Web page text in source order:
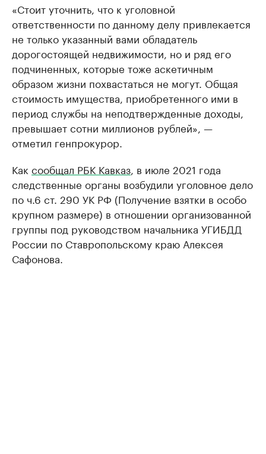
«Стоит уточнить, что к уголовной
ответственности по данному делу привлекается
не только указанный вами обладатель
дорогостоящей недвижимости, но и ряд его
подчиненных, которые тоже аскетичным
образом жизни похвастаться не могут. Общая
стоимость имущества, приобретенного ими в
период службы на неподтвержденные доходы,
превышает сотни миллионов рублей», —
отметил генпрокурор.
Как сообщал РБК Кавказ, в июле 2021 года
следственные органы возбудили уголовное дело
по ч.6 ст. 290 УК РФ (Получение взятки в особо
крупном размере) в отношении организованной
группы под руководством начальника УГИБДД
России по Ставропольскому краю Алексея
Сафонова.